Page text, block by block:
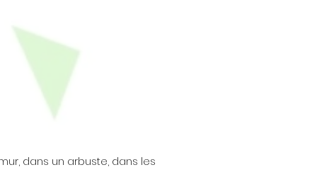
dans un arbuste, dans les